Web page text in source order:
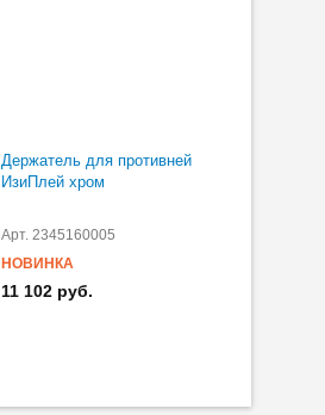
Держатель для противней
ИзиПлей хром
Арт. 2345160005
НОВИНКА
11 102 руб.